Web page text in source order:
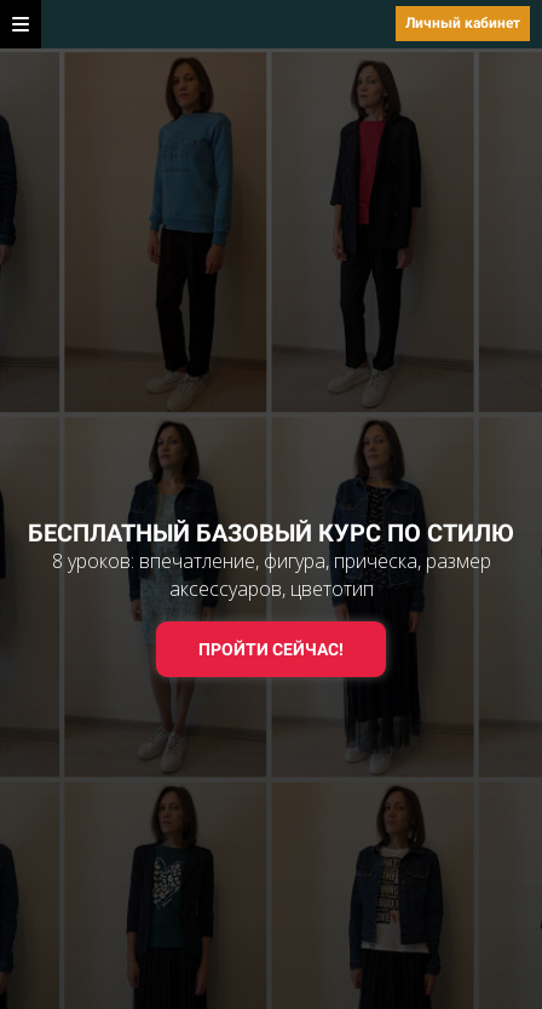
Личный кабинет
БЕСПЛАТНЫЙ БАЗОВЫЙ КУРС ПО СТИЛЮ
8 уроков: впечатление, фигура, прическа, размер
аксессуаров, цветотип
ПРОЙТИ СЕЙЧАС!